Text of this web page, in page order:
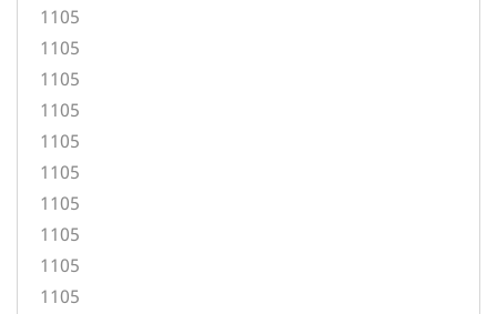
1105
1105
1105
1105
1105
1105
1105
1105
1105
1105